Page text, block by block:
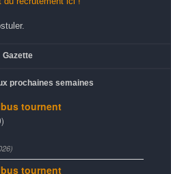
Gazette
prochaines semaines